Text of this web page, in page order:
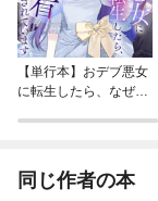
【単行本】おデブ悪女
に転生したら、なぜか
同じ作者の本